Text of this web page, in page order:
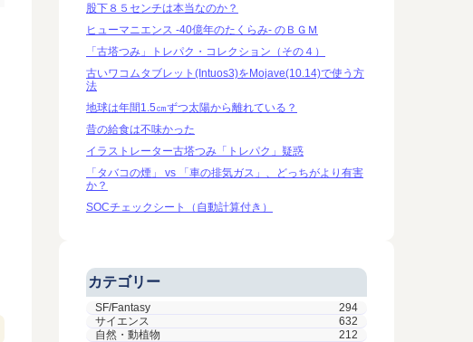
股下８５センチは本当なのか？
ヒューマニエンス -40億年のたくらみ- のＢＧＭ
「古塔つみ」トレパク・コレクション（その４）
古いワコムタブレット(Intuos3)をMojave(10.14)で使う方
法
地球は年間1.5㎝ずつ太陽から離れている？
昔の給食は不味かった
イラストレーター古塔つみ「トレパク」疑惑
「タバコの煙」 vs 「車の排気ガス」、どっちがより有害
か？
SOCチェックシート（自動計算付き）
カテゴリー
SF/Fantasy
294
サイエンス
632
自然・動植物
212